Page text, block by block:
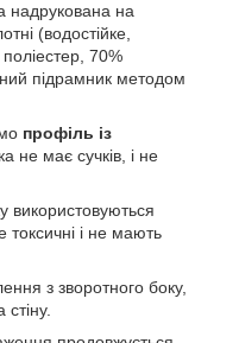
надрукована на
(водостійке,
70%
підрамник методом
профіль із
не має сучків, і не
використовуються
токсичні і не мають
з зворотного боку,
стіну.